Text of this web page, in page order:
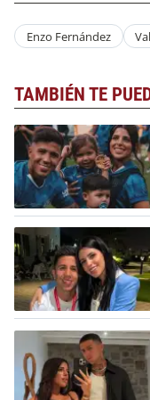
Enzo Fernández
TAMBIÉN TE